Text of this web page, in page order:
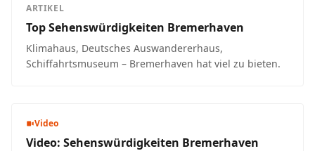
ARTIKEL
Top Sehenswürdigkeiten Bremerhaven
Klimahaus, Deutsches Auswandererhaus,
Schiffahrtsmuseum – Bremerhaven hat viel zu bieten.
Video
Video: Sehenswürdigkeiten Bremerhaven